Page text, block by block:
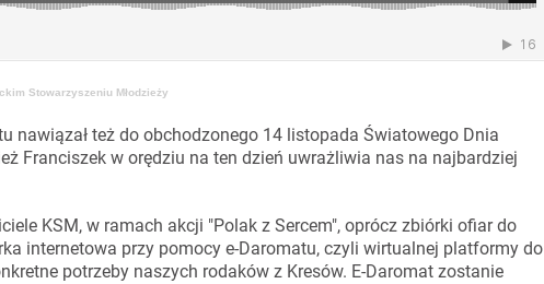
Stowarzyszeniu Młodzieży
nawiązał też do obchodzonego 14 listopada Światowego Dnia
Franciszek w orędziu na ten dzień uwrażliwia nas na najbardziej
KSM, w ramach akcji "Polak z Sercem", oprócz zbiórki ofiar do
internetowa przy pomocy e-Daromatu, czyli wirtualnej platformy do
potrzeby naszych rodaków z Kresów. E-Daromat zostanie